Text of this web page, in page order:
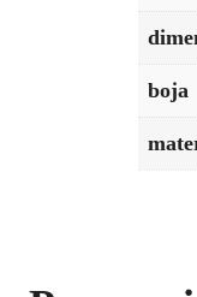
boja